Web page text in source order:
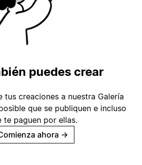
puedes crear
tus creaciones a nuestra Galería
que se publiquen e incluso
te paguen por ellas.
ahora →